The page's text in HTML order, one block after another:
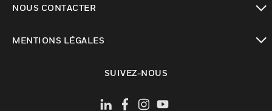
NOUS CONTACTER
MENTIONS LÉGALES
SUIVEZ-NOUS